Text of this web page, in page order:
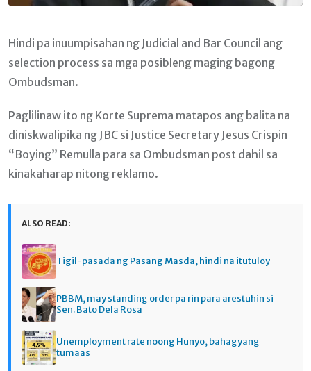
Hindi pa inuumpisahan ng Judicial and Bar Council ang
selection process sa mga posibleng maging bagong
Ombudsman.
Paglilinaw ito ng Korte Suprema matapos ang balita na
diniskwalipika ng JBC si Justice Secretary Jesus Crispin
“Boying” Remulla para sa Ombudsman post dahil sa
kinakaharap nitong reklamo.
ALSO READ:
Tigil-pasada ng Pasang Masda, hindi na itutuloy
PBBM, may standing order pa rin para arestuhin si
Sen. Bato Dela Rosa
Unemployment rate noong Hunyo, bahagyang
tumaas